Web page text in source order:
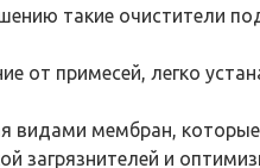
такие очистители
от примесей, легко
видами мембран,
загрязнителей и